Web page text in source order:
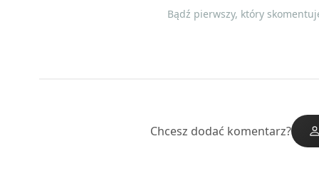
Bądź pierwszy, który
Chcesz dodać komentarz?